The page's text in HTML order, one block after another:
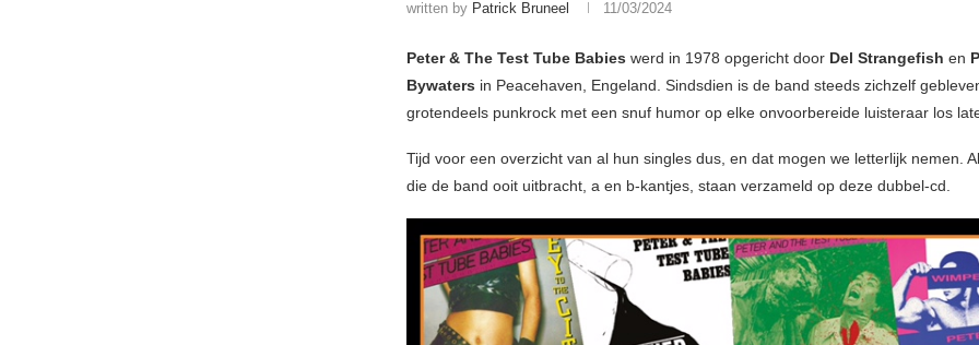
written by Patrick Bruneel 11/03/2024
Peter & The Test Tube Babies werd in 1978 opgericht door Del Strangefish en
Bywaters in Peacehaven, Engeland. Sindsdien is de band steeds zichzelf
grotendeels punkrock met een snuf humor op elke onvoorbereide luisteraar los
Tijd voor een overzicht van al hun singles dus, en dat mogen we letterlijk nemen.
die de band ooit uitbracht, a en b-kantjes, staan verzameld op deze dubbel-cd.